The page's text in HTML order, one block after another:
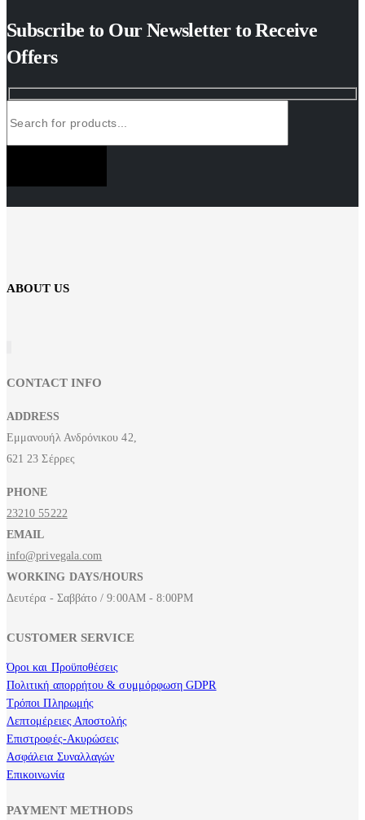
Subscribe to Our Newsletter to Receive
Offers
ABOUT US
CONTACT INFO
ADDRESS
Εμμανουήλ Ανδρόνικου 42,
621 23 Σέρρες
PHONE
23210 55222
EMAIL
info@privegala.com
WORKING DAYS/HOURS
Δευτέρα - Σαββάτο / 9:00AM - 8:00PM
CUSTOMER SERVICE
Όροι και Προϋποθέσεις
Πολιτική απορρήτου & συμμόρφωση GDPR
Τρόποι Πληρωμής
Λεπτομέρειες Αποστολής
Επιστροφές-Ακυρώσεις
Ασφάλεια Συναλλαγών
Επικοινωνία
PAYMENT METHODS